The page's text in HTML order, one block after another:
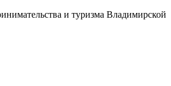
и туризма Владимирской